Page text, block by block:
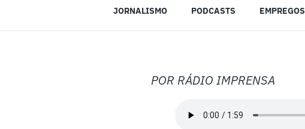
JORNALISMO PODCASTS EMPREGOS
POR RÁDIO IMPRENSA